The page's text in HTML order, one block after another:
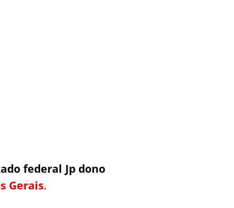
federal Jp dono
Gerais.